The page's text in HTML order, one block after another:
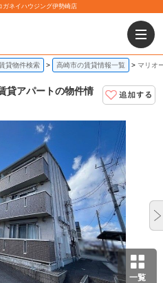
ネイハウジング伊勢崎店
貸物件検索 高崎市の賃貸情報一覧 マリオ
貸アパートの物件情
一覧